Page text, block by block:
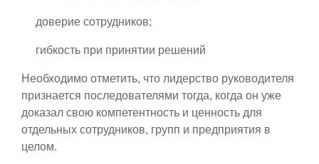
доверие сотрудников;
гибкость при принятии решений
Необходимо отметить, что лидерство руководителя
признается последователями тогда, когда он уже
доказал свою компетентность и ценность для
отдельных сотрудников, групп и предприятия в
целом.